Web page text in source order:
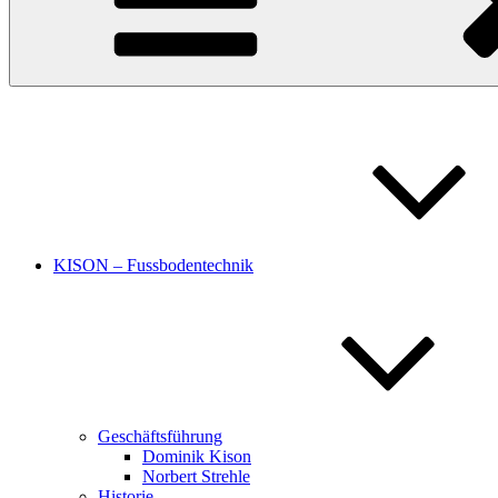
KISON – Fussbodentechnik
Geschäftsführung
Dominik Kison
Norbert Strehle